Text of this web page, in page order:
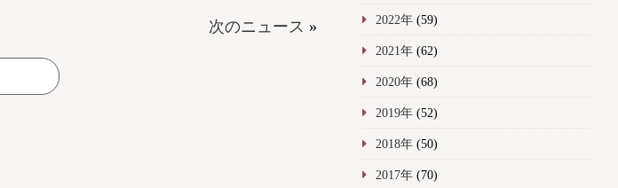
次のニュース » 2022年(59)
2021年(62)
2020年(68)
2019年(52)
2018年(50)
2017年(70)